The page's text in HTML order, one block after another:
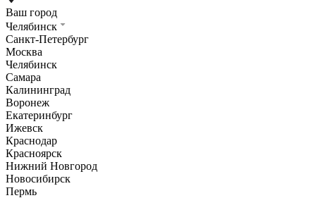
Ваш город
Челябинск
Санкт-Петербург
Москва
Челябинск
Самара
Калининград
Воронеж
Екатеринбург
Ижевск
Краснодар
Красноярск
Нижний Новгород
Новосибирск
Пермь